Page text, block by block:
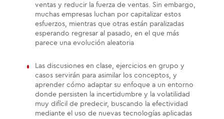
ventas y reducir la fuerza de ventas. Sin embargo,
muchas empresas luchan por capitalizar estos
esfuerzos, mientras que otras están paralizadas
esperando regresar al pasado, en el que más
parece una evolución aleatoria
Las discusiones en clase, ejercicios en grupo y
casos servirán para asimilar los conceptos, y
aprender cómo adaptar su enfoque a un entorno
donde persisten la incertidumbre y la volatilidad
muy difícil de predecir, buscando la efectividad
mediante el uso de nuevas tecnologías aplicadas